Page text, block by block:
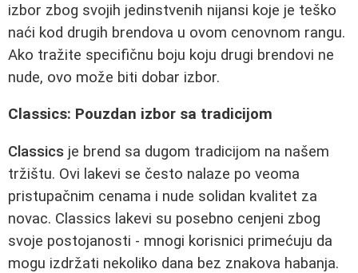
izbor zbog svojih jedinstvenih nijansi koje je teško
naći kod drugih brendova u ovom cenovnom rangu.
Ako tražite specifičnu boju koju drugi brendovi ne
nude, ovo može biti dobar izbor.
Classics: Pouzdan izbor sa tradicijom
Classics je brend sa dugom tradicijom na našem
tržištu. Ovi lakevi se često nalaze po veoma
pristupačnim cenama i nude solidan kvalitet za
novac. Classics lakevi su posebno cenjeni zbog
svoje postojanosti - mnogi korisnici primećuju da
mogu izdržati nekoliko dana bez znakova habanja.